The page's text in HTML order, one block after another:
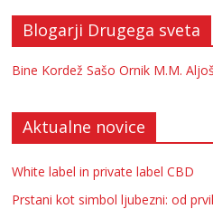
Blogarji Drugega sveta
Bine Kordež Sašo Ornik M.M.
Aktualne novice
White label in private label CBD
Prstani kot simbol ljubezni: od